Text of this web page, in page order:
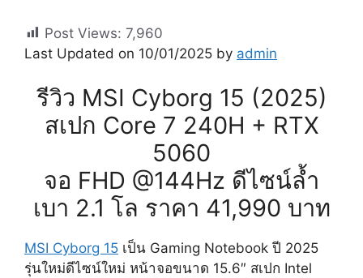
Post Views: 7,960
Last Updated on 10/01/2025 by admin
รีวิว MSI Cyborg 15 (2025)
สเปก Core 7 240H + RTX
5060
จอ FHD @144Hz ดีไซน์ล้ำ
เบา 2.1 โล ราคา 41,990 บาท
MSI Cyborg 15 เป็น Gaming Notebook ปี 2025
รุ่นใหม่ดีไซน์ใหม่ หน้าจอขนาด 15.6″ สเปก Intel